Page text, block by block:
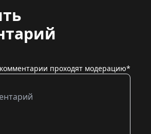
проходят модерацию*